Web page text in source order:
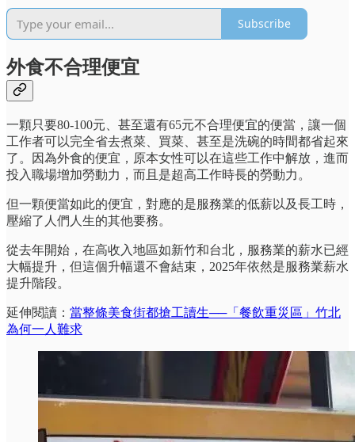
Subscribe
外食不合理便宜
一顆只要80-100元、甚至還有65元不合理便宜的便當，讓一個
工作者可以完全省去煮菜、買菜、甚至是洗碗的時間都省起來
了。因為外食的便宜，原本女性可以在這些工作中解放，進而
投入職場增加勞動力，而且是超高工作時長的勞動力。
但一顆便當如此的便宜，對應的是服務業的低薪以及長工時，
壓縮了人們人生的其他要務。
從去年開始，在高收入地區如新竹和台北，服務業的薪水已經
大幅提升，但這個升幅還不會結束，2025年依然是服務業薪水
提升階段。
延伸閱讀： 當整條美食街都搶工讀生──「餐飲重災區」竹北
為何一人難求